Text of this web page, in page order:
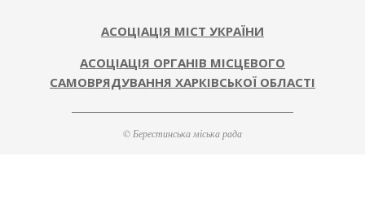
АСОЦІАЦІЯ МІСТ УКРАЇНИ
АСОЦІАЦІЯ ОРГАНІВ МІСЦЕВОГО
САМОВРЯДУВАННЯ ХАРКІВСЬКОЇ ОБЛАСТІ
© Берестинська міська рада